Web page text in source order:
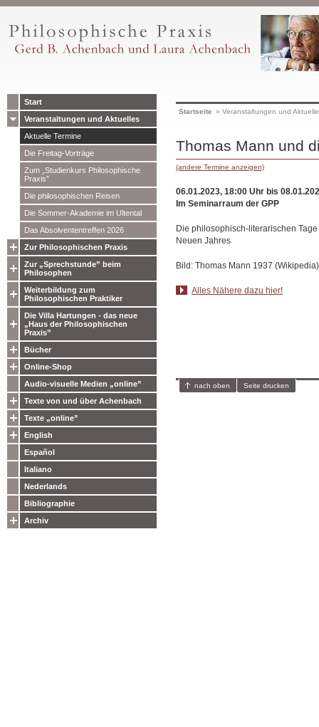
Start
Veranstaltungen und Aktuelles
Aktuelle Termine
Die Freitag-Vorträge
Zum „Studienkurs Philosophische
Praxis”
Die philosophischen Reisen
Die Sommer-Akademie im Ultental
Das Absolvententreffen 2026
Zur Philosophischen Praxis
Zur „Sprechstunde” beim
Philosophen
Weiterbildung zum
Philosophischen Praktiker
Die Villa Hartungen - das neue
„Haus der Philosophischen
Praxis”
Bücher
Online-Shop
Audio-visuelle Medien „online”
Texte von und über Achenbach
Texte „online”
English
Español
Italiano
Nederlands
Bibliographie
Archiv
Startseite » Veranstaltungen und
Thomas Mann und
(andere Termine anzeigen)
06.01.2023, 18:00 Uhr bis
Im Seminarraum der GPP
Die philosophisch-literarischen Tage
Neuen Jahres
Bild: Thomas Mann 1937 (Wikipedia)
Alles Nähere dazu hier!
nach oben Seite drucken